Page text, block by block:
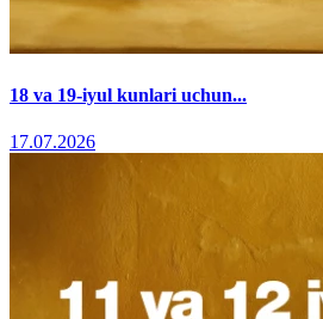
18 va 19-iyul kunlari uchun...
17.07.2026